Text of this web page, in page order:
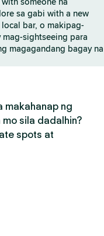
sa gabi with a new
bar, o makipag-
sightseeing para
magagandang bagay na
makahanap ng
sila dadalhin?
spots at